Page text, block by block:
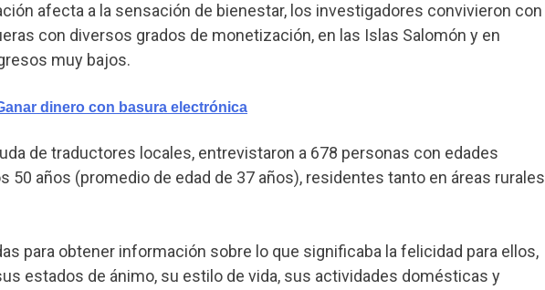
afecta a la sensación de bienestar, los investigadores convivieron con
con diversos grados de monetización, en las Islas Salomón y en
muy bajos.
dinero con basura electrónica
de traductores locales, entrevistaron a 678 personas con edades
50 años (promedio de edad de 37 años), residentes tanto en áreas rurales
para obtener información sobre lo que significaba la felicidad para ellos,
estados de ánimo, su estilo de vida, sus actividades domésticas y